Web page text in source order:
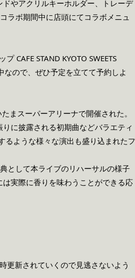
やアクリルキーホルダー、トレーデ
ラボ期間中に店頭にてコラボメニュ
CAFE STAND KYOTO SWEETS
ので、ぜひ予定を立てて予約しよ
まスーパーアリーナで開催された。
に披露される初期曲などバラエティ
るような様々な演出も盛り込まれたフ
として本ライブのリハーサルの様子
実際に香りを味わうことができる応
更新されていくので見逃さないよう